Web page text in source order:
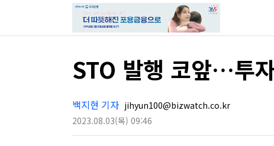
STO 발행 코앞…투
백지현 기자 jihyun100@bizwatch.co.kr
2023.08.03(목) 09:46